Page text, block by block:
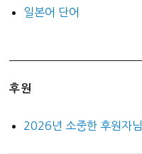
일본어 단어
후원
2026년 소중한 후원자님